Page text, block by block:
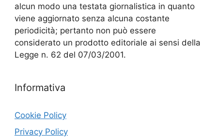
alcun modo una testata giornalistica in quanto
viene aggiornato senza alcuna costante
periodicità; pertanto non può essere
considerato un prodotto editoriale ai sensi della
Legge n. 62 del 07/03/2001.
Informativa
Cookie Policy
Privacy Policy